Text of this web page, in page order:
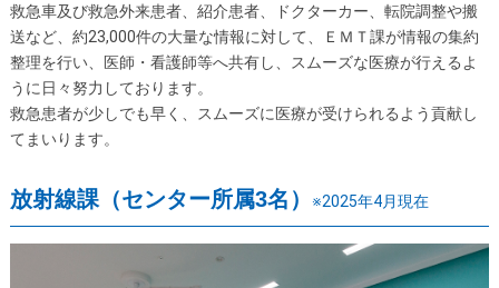
救急車及び救急外来患者、紹介患者、ドクターカー、転院調整や搬
送など、約23,000件の大量な情報に対して、ＥＭＴ課が情報の集約
整理を行い、医師・看護師等へ共有し、スムーズな医療が行えるよ
うに日々努力しております。
救急患者が少しでも早く、スムーズに医療が受けられるよう貢献し
てまいります。
放射線課（センター所属3名） ※2025年4月現在